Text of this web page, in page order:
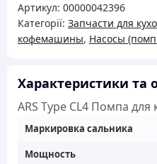
Помпа
для
кофеварки
кількість
Артикул: 00000042396
Категорії: Запчасти для
кофемашины, Насосы
Характеристики та
ARS Type CL4 Помпа для
Маркировка сальника
Мощность